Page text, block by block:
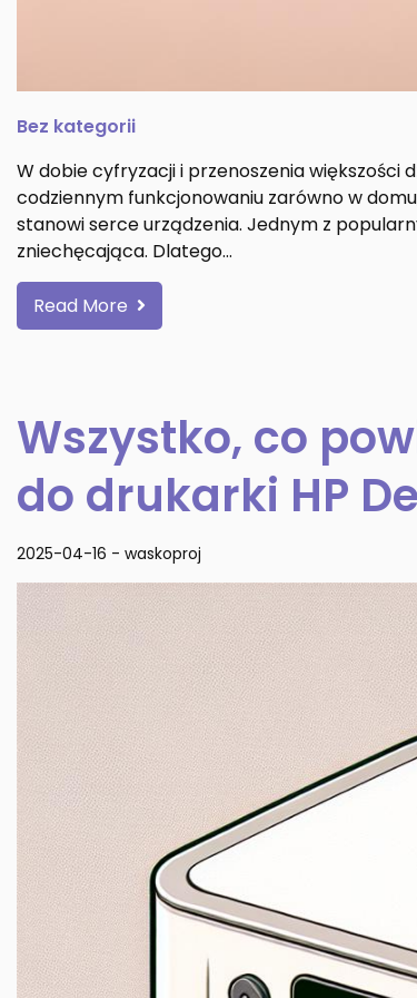
Bez kategorii
W dobie cyfryzacji i przenoszenia większości
codziennym funkcjonowaniu zarówno w
stanowi serce urządzenia. Jednym z
zniechęcająca. Dlatego…
Read More
Wszystko, co
do drukarki HP
2025-04-16 - waskoproj